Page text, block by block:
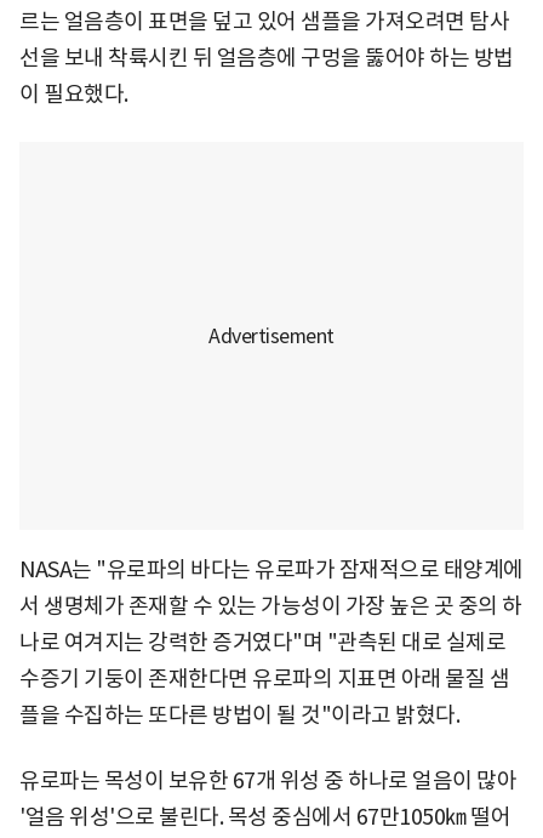
르는 얼음층이 표면을 덮고 있어 샘플을 가져오려면 탐사
선을 보내 착륙시킨 뒤 얼음층에 구멍을 뚫어야 하는 방법
이 필요했다.
NASA는 "유로파의 바다는 유로파가 잠재적으로 태양계에
서 생명체가 존재할 수 있는 가능성이 가장 높은 곳 중의 하
나로 여겨지는 강력한 증거였다"며 "관측된 대로 실제로
수증기 기둥이 존재한다면 유로파의 지표면 아래 물질 샘
플을 수집하는 또다른 방법이 될 것"이라고 밝혔다.
유로파는 목성이 보유한 67개 위성 중 하나로 얼음이 많아
'얼음 위성'으로 불린다. 목성 중심에서 67만1050㎞ 떨어